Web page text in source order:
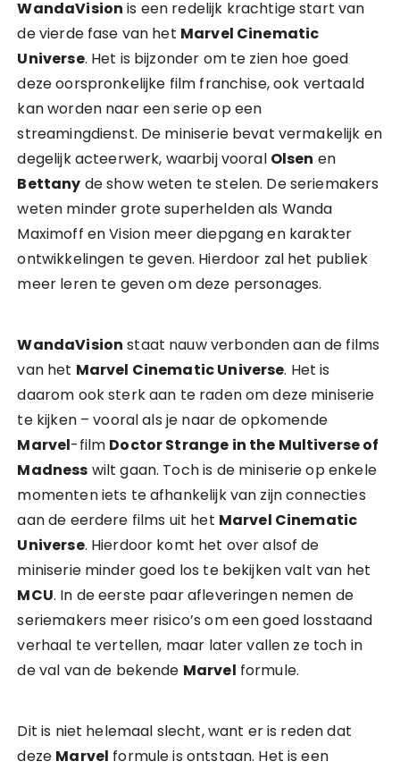
WandaVision is een redelijk krachtige start van
de vierde fase van het Marvel Cinematic
Universe. Het is bijzonder om te zien hoe goed
deze oorspronkelijke film franchise, ook vertaald
kan worden naar een serie op een
streamingdienst. De miniserie bevat vermakelijk en
degelijk acteerwerk, waarbij vooral Olsen en
Bettany de show weten te stelen. De seriemakers
weten minder grote superhelden als Wanda
Maximoff en Vision meer diepgang en karakter
ontwikkelingen te geven. Hierdoor zal het publiek
meer leren te geven om deze personages.
WandaVision staat nauw verbonden aan de films
van het Marvel Cinematic Universe. Het is
daarom ook sterk aan te raden om deze miniserie
te kijken – vooral als je naar de opkomende
Marvel-film Doctor Strange in the Multiverse of
Madness wilt gaan. Toch is de miniserie op enkele
momenten iets te afhankelijk van zijn connecties
aan de eerdere films uit het Marvel Cinematic
Universe. Hierdoor komt het over alsof de
miniserie minder goed los te bekijken valt van het
MCU. In de eerste paar afleveringen nemen de
seriemakers meer risico’s om een goed losstaand
verhaal te vertellen, maar later vallen ze toch in
de val van de bekende Marvel formule.
Dit is niet helemaal slecht, want er is reden dat
deze Marvel formule is ontstaan. Het is een